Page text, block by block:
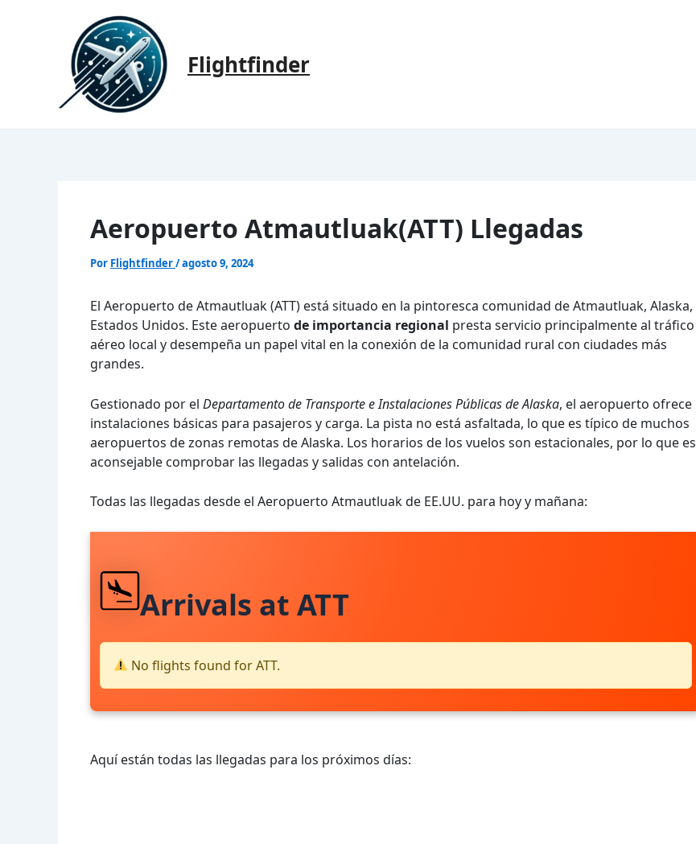
Flightfinder
Aeropuerto Atmautluak(ATT) Llegadas
Por Flightfinder/agosto 9, 2024
El Aeropuerto de Atmautluak (ATT) está situado en la pintoresca comunidad de Atmautluak, Alaska,
Estados Unidos. Este aeropuerto de importancia regional presta servicio principalmente al tráfico
aéreo local y desempeña un papel vital en la conexión de la comunidad rural con ciudades más
grandes.
Gestionado por el Departamento de Transporte e Instalaciones Públicas de Alaska, el aeropuerto ofrece
instalaciones básicas para pasajeros y carga. La pista no está asfaltada, lo que es típico de muchos
aeropuertos de zonas remotas de Alaska. Los horarios de los vuelos son estacionales, por lo que es
aconsejable comprobar las llegadas y salidas con antelación.
Todas las llegadas desde el Aeropuerto Atmautluak de EE.UU. para hoy y mañana:
Arrivals at ATT
No flights found for ATT.
Aquí están todas las llegadas para los próximos días: